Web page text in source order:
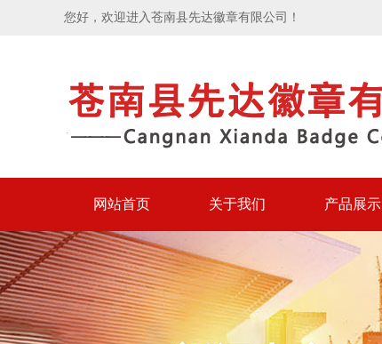
您好，欢迎进入苍南县先达徽章有限公司！
网站首页 关于我们 产品展示